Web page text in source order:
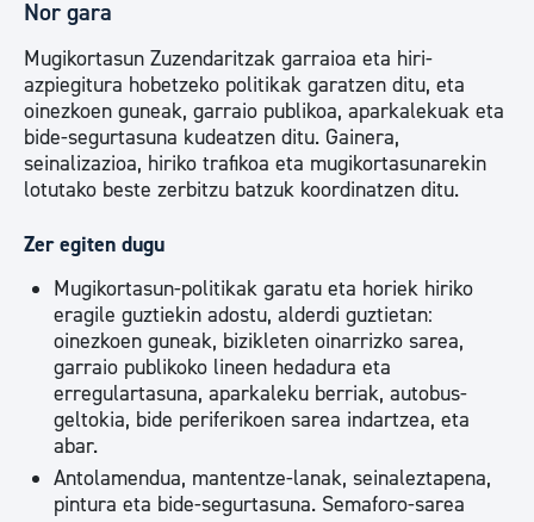
Nor gara
Mugikortasun Zuzendaritzak garraioa eta hiri-
azpiegitura hobetzeko politikak garatzen ditu, eta
oinezkoen guneak, garraio publikoa, aparkalekuak eta
bide-segurtasuna kudeatzen ditu. Gainera,
seinalizazioa, hiriko trafikoa eta mugikortasunarekin
lotutako beste zerbitzu batzuk koordinatzen ditu.
Zer egiten dugu
​​​​​​​Mugikortasun-politikak garatu eta horiek hiriko
eragile guztiekin adostu, alderdi guztietan:
oinezkoen guneak, bizikleten oinarrizko sarea,
garraio publikoko lineen hedadura eta
erregulartasuna, aparkaleku berriak, autobus-
geltokia, bide periferikoen sarea indartzea, eta
abar.
Antolamendua, mantentze-lanak, seinaleztapena,
pintura eta bide-segurtasuna. Semaforo-sarea